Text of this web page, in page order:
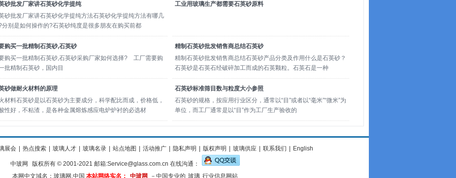
砂批发厂家讲石英砂化学提纯
砂批发厂家讲石英砂化学提纯方法石英砂化学提纯方法有哪几
分别是如何操作的?石英砂纯度是很多朋友在购买前都
工业用玻璃生产都需要石英砂原料
购买一批精制石英砂,石英砂
购买一批精制石英砂,石英砂采购厂家如何选择? 工厂需要购
批精制石英砂，国内目
精制石英砂批发销售商总结石英砂
精制石英砂批发销售商总结石英砂产品分类及作用什么是石英砂？
石英砂是石英石经破碎加工而成的石英颗粒。石英石是一种
砂做耐火材料的原理
材料石英砂是以石英砂为主要成分，科学配比而成，价格低，
性好，不粘渣，是各种金属熔炼感应电炉炉衬的必选材
石英砂标准筛目数与粒度大小参照
石英砂的规格，按应用行业区分，通常以“目”或者以“毫米”“微米”为
单位，而工厂通常是以“目”作为工厂生产验收的
展会 热点搜索 玻璃人才 玻璃名录 站点地图 活动推广 隐私声明 版权声明 玻璃供应 联系我们 English
中玻网
版权所有 © 2001-2021 邮箱:Service@glass.com.cn 在线沟通：
本网中文域名：玻璃网.中国 本站网络实名： 中玻网 －中国专业的 玻璃 行业信息网站